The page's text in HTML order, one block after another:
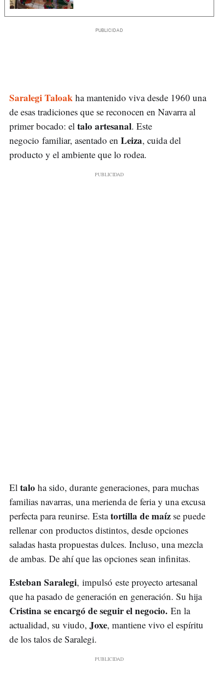
Saralegi Taloak ha mantenido viva desde 1960 una
de esas tradiciones que se reconocen en Navarra al
primer bocado: el talo artesanal. Este
negocio familiar, asentado en Leiza, cuida del
producto y el ambiente que lo rodea.
El talo ha sido, durante generaciones, para muchas
familias navarras, una merienda de feria y una excusa
perfecta para reunirse. Estatortilla de maíz se puede
rellenar con productos distintos, desde opciones
saladas hasta propuestas dulces. Incluso, una mezcla
de ambas. De ahí que las opciones sean infinitas.
Esteban Saralegi, impulsó este proyecto artesanal
que ha pasado de generación en generación. Su hija
Cristina se encargó de seguir el negocio. En la
actualidad, su viudo, Joxe, mantiene vivo el espíritu
de los talos de Saralegi.